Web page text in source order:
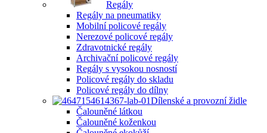
Regály
Regály na pneumatiky
Mobilní policové regály
Nerezové policové regály
Zdravotnické regály
Archivační policové regály
Regály s vysokou nosností
Policové regály do skladu
Policové regály do dílny
Dílenské a provozní židle
Čalouněné látkou
Čalouněné koženkou